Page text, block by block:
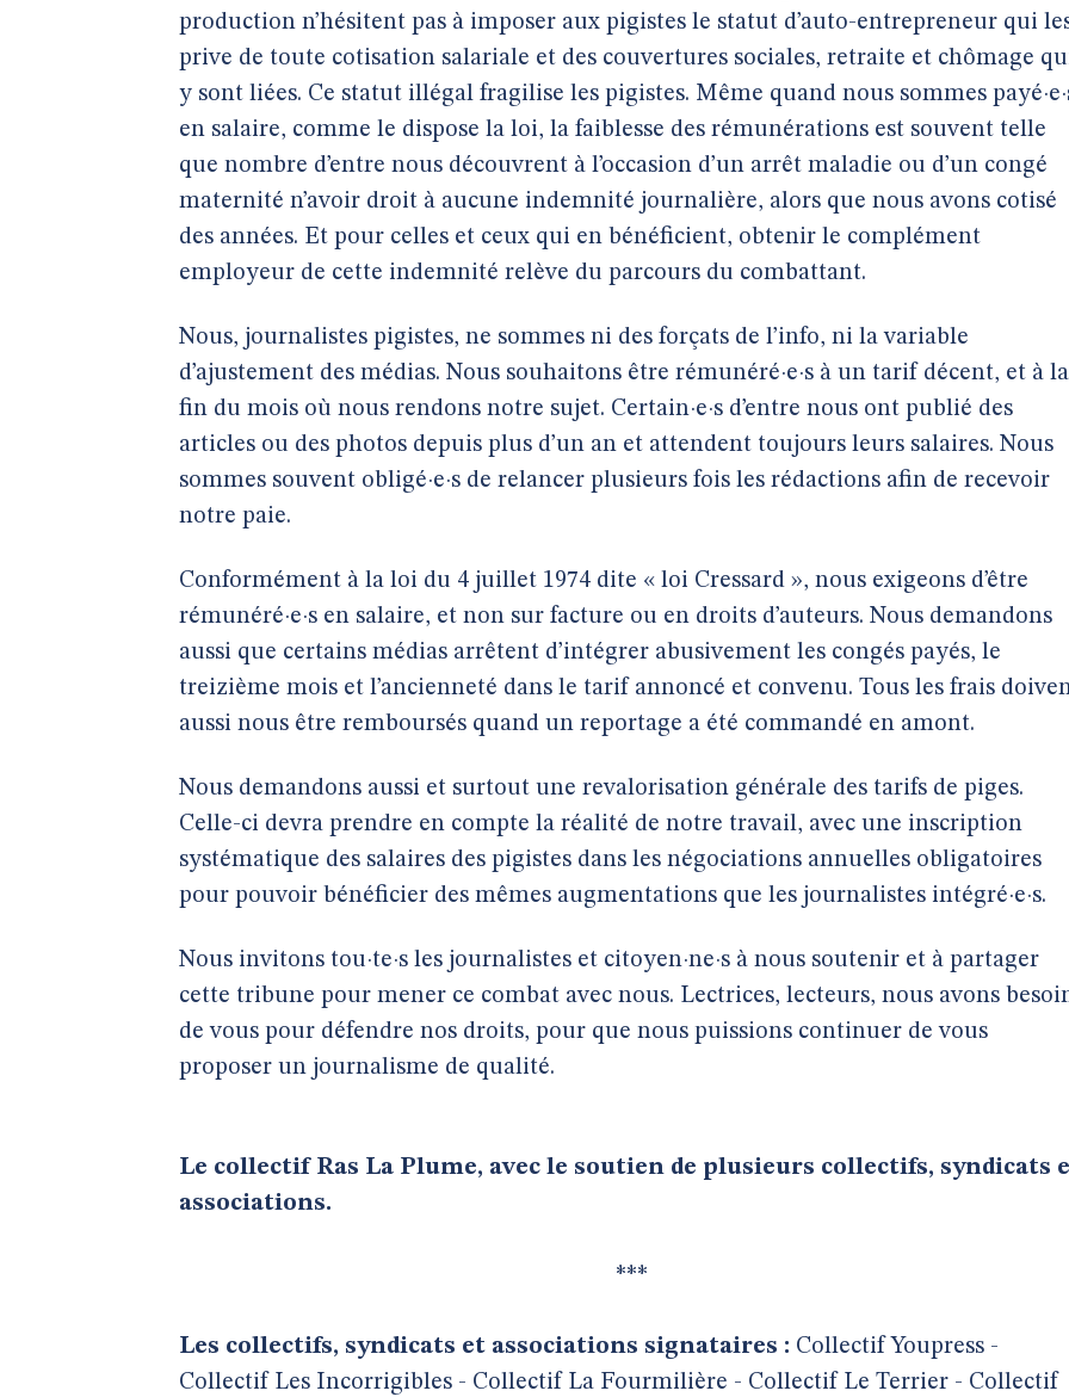
production n’hésitent pas à imposer aux pigistes le statut d’auto-entrepreneur qui
prive de toute cotisation salariale et des couvertures sociales, retraite et chômage
y sont liées. Ce statut illégal fragilise les pigistes. Même quand nous sommes
en salaire, comme le dispose la loi, la faiblesse des rémunérations est souvent telle
que nombre d’entre nous découvrent à l’occasion d’un arrêt maladie ou d’un congé
maternité n’avoir droit à aucune indemnité journalière, alors que nous avons cotisé
des années. Et pour celles et ceux qui en bénéficient, obtenir le complément
employeur de cette indemnité relève du parcours du combattant.
Nous, journalistes pigistes, ne sommes ni des forçats de l’info, ni la variable
d’ajustement des médias. Nous souhaitons être rémunéré·e·s à un tarif décent, et à la
fin du mois où nous rendons notre sujet. Certain·e·s d’entre nous ont publié des
articles ou des photos depuis plus d’un an et attendent toujours leurs salaires. Nous
sommes souvent obligé·e·s de relancer plusieurs fois les rédactions afin de recevoir
notre paie.
Conformément à la loi du 4 juillet 1974 dite « loi Cressard », nous exigeons d’être
rémunéré·e·s en salaire, et non sur facture ou en droits d’auteurs. Nous demandons
aussi que certains médias arrêtent d’intégrer abusivement les congés payés, le
treizième mois et l’ancienneté dans le tarif annoncé et convenu. Tous les frais
aussi nous être remboursés quand un reportage a été commandé en amont.
Nous demandons aussi et surtout une revalorisation générale des tarifs de piges.
Celle-ci devra prendre en compte la réalité de notre travail, avec une inscription
systématique des salaires des pigistes dans les négociations annuelles obligatoires
pour pouvoir bénéficier des mêmes augmentations que les journalistes intégré·e·s.
Nous invitons tou·te·s les journalistes et citoyen·ne·s à nous soutenir et à partager
cette tribune pour mener ce combat avec nous. Lectrices, lecteurs, nous avons
de vous pour défendre nos droits, pour que nous puissions continuer de vous
proposer un journalisme de qualité.
Le collectif Ras La Plume, avec le soutien de plusieurs collectifs, syndicats
associations.
***
Les collectifs, syndicats et associations signataires : Collectif Youpress -
Collectif Les Incorrigibles - Collectif La Fourmilière - Collectif Le Terrier - Collectif